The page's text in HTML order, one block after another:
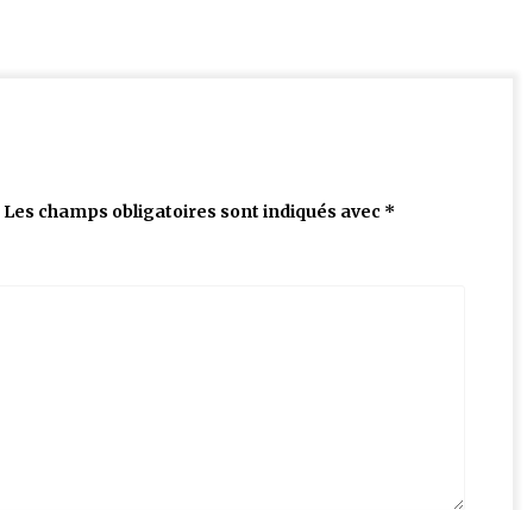
Les champs obligatoires sont indiqués avec *